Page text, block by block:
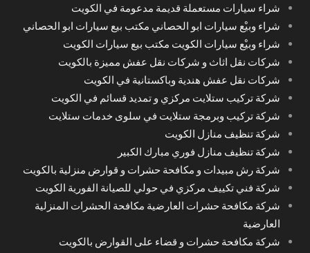
شراء سيارات مستعملة قديمة مدعومة في الكويت
شراء وبيْع سيارات ابو الحصاني مكتب بيع سيارات ابو الحصاني
شراء وبيْع سيارات الكويت مكتب بيع سيارات الكويت
شركات نقل اثاث و شركات نقل عفش مميزة بالكويت
شركات نقل عفش هندية وباكستانية في الكويت
شركة تركيب ستلايت مركزي و تمديد قسائم في الكويت
شركة تركيب وبرمجة ستلايت في سلوى خدمات ستلايت
شركة تنظيف منازل الكويت
شركة تنظيف منازل فوري مبارك الكبير
شركة رش مبيدات و مكافحة حشرات و قوارض منزلية بالكويت
شركة فني تكييف مركزي في حولي للصيانة الفورية الكويت
شركة مكافحة حشرات العارضية مكافحة الحشرات المنزلية
العارضية
شركة مكافحة حشرات و قضاء على القوارض بالكويت